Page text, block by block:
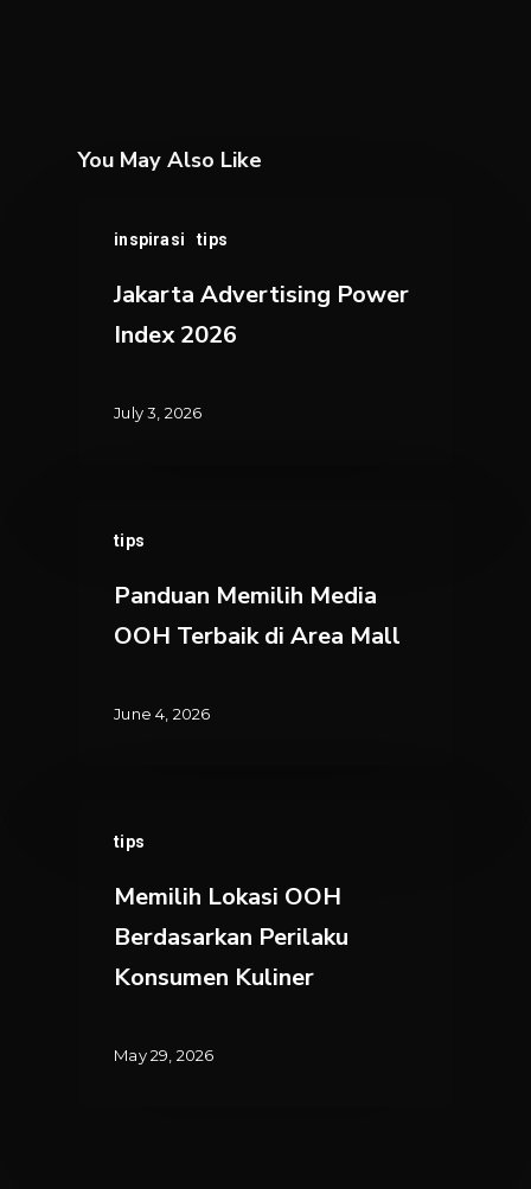
You May Also Like
inspirasi tips
Advertising
2026
Jakarta Advertising Power
Index 2026
July 3, 2026
tips
Memilih
Terbaik
Area
Panduan Memilih Media
OOH Terbaik di Area Mall
June 4, 2026
tips
Lokasi
Perilaku
Konsumen
Memilih Lokasi OOH
Berdasarkan Perilaku
Konsumen Kuliner
May 29, 2026